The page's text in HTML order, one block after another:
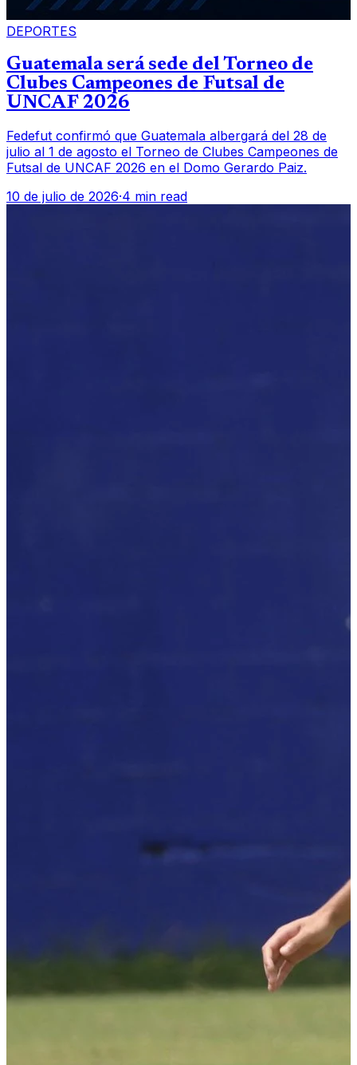
DEPORTES
Guatemala será sede del Torneo de
Clubes Campeones de Futsal de
UNCAF 2026
Fedefut confirmó que Guatemala albergará del 28 de
julio al 1 de agosto el Torneo de Clubes Campeones de
Futsal de UNCAF 2026 en el Domo Gerardo Paiz.
10 de julio de 2026·4 min read